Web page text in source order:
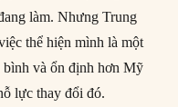
làm. Nhưng Trung
thể hiện mình là một
bình và ổn định hơn Mỹ
lực thay đổi đó.